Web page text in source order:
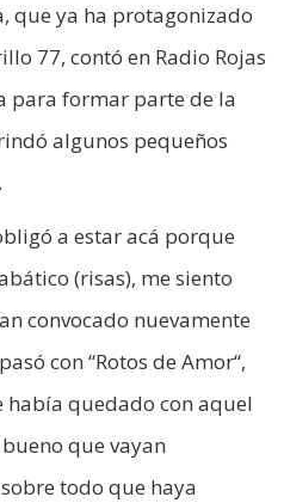
que ya ha protagonizado
77, contó en Radio Rojas
para formar parte de la
algunos pequeños
a estar acá porque
(risas), me siento
convocado nuevamente
con “Rotos de Amor“,
había quedado con aquel
que vayan
todo que haya